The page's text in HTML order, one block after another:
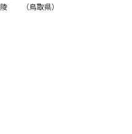
陵 （鳥取県）